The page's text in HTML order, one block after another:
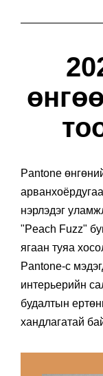
Pantone
нэрлэдэг
"Peach Fuzz"
ягаан туяа
Pantone-с
интерьерийн
будалтын
хандлагатай